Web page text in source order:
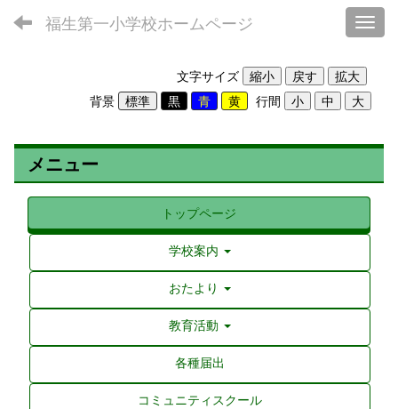
福生第一小学校ホームページ
文字サイズ
背景
行間
メニュー
トップページ
学校案内
おたより
教育活動
各種届出
コミュニティスクール